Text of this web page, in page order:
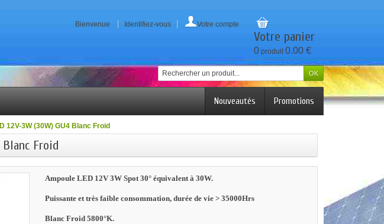
Bienvenue Identifiez-vous Votre compte
Votre panier
0 produit0.00 €
Promotions
Nouveautés
12V-3W (30W) GU4 Blanc Froid
Blanc Froid
Ampoule LED 12V 3W Spot 30° équivalent à 30W.
Puissante et très faible consommation, durée de vie > 35000Hrs
Blanc Froid 5800°K.